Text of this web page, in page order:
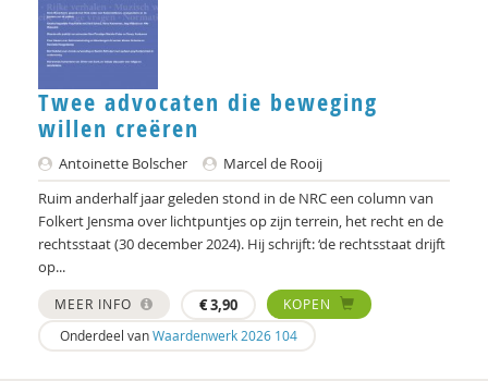
Marcel de Rooij
Pieter van Dijk
Hans Duijvestijn
Roezjitsa Filtsjeva
Huub Gulikers
Hogeschool Inholland
Pieter Ippel
Twee advocaten die beweging
willen creëren
Antoinette Bolscher
Marcel de Rooij
Ruim anderhalf jaar geleden stond in de NRC een column van
Folkert Jensma over lichtpuntjes op zijn terrein, het recht en de
rechtsstaat (30 december 2024). Hij schrijft: ‘de rechtsstaat drijft
op...
MEER INFO €3,90
KOPEN
Onderdeel vanWaardenwerk 2026 104